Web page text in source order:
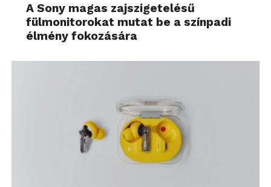
A Sony magas zajszigetelésű
fülmonitorokat mutat be a színpadi
élmény fokozására